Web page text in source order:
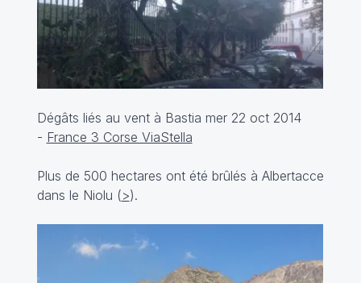
Dégâts liés au vent à Bastia mer 22 oct 2014
- France 3 Corse ViaStella
Plus de 500 hectares ont été brûlés à Albertacce
dans le Niolu (>).